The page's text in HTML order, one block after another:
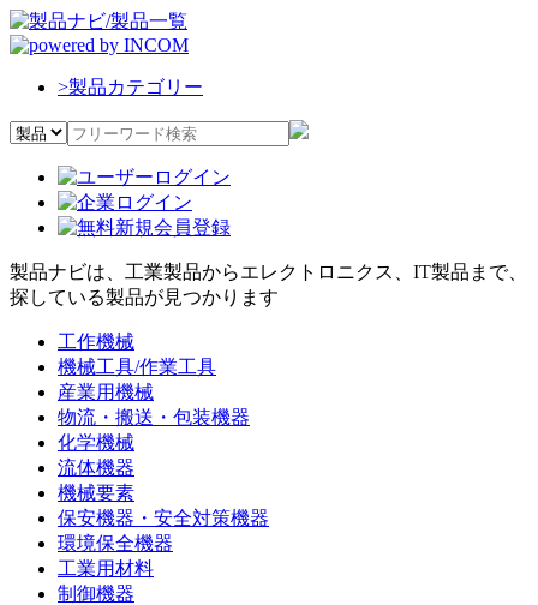
>製品カテゴリー
製品ナビは、工業製品からエレクトロニクス、IT製品まで、
探している製品が見つかります
工作機械
機械工具/作業工具
産業用機械
物流・搬送・包装機器
化学機械
流体機器
機械要素
保安機器・安全対策機器
環境保全機器
工業用材料
制御機器